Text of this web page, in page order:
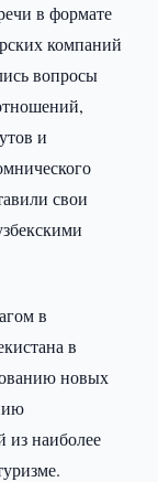
в формате
компаний
вопросы
и
свои
в
в
новых
из наиболее